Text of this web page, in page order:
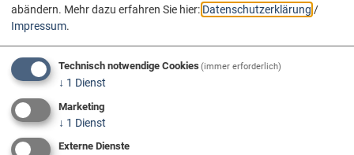
abändern. Mehr dazu erfahren Sie hier: Datenschutzerklärung /
Impressum.
Technisch notwendige Cookies(immer erforderlich)
↓ 1 Dienst
Marketing
↓ 1 Dienst
Externe Dienste